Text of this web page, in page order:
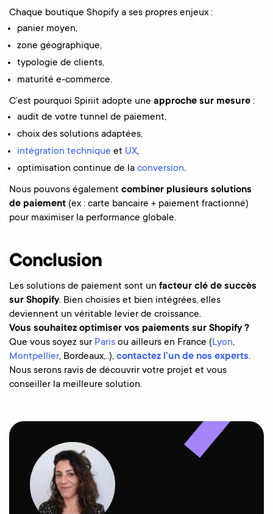
Chaque boutique Shopify a ses propres enjeux :
panier moyen,
zone géographique,
typologie de clients,
maturité e-commerce.
C’est pourquoi Spiriit adopte une approche sur mesure :
audit de votre tunnel de paiement,
choix des solutions adaptées,
intégration technique et UX,
optimisation continue de la conversion.
Nous pouvons également combiner plusieurs solutions
de paiement (ex : carte bancaire + paiement fractionné)
pour maximiser la performance globale.
Conclusion
Les solutions de paiement sont un facteur clé de succès
sur Shopify. Bien choisies et bien intégrées, elles
deviennent un véritable levier de croissance.
Vous souhaitez optimiser vos paiements sur Shopify ?
Que vous soyez sur Paris ou ailleurs en France (Lyon,
Montpellier, Bordeaux,..), contactez l’un de nos experts.
Nous serons ravis de découvrir votre projet et vous
conseiller la meilleure solution.